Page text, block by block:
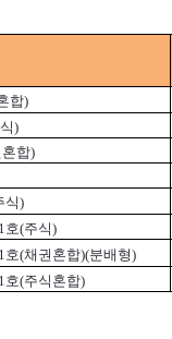
합)
)
합)
식)
호(주식)
(채권혼합)(분배형)
호(주식혼합)